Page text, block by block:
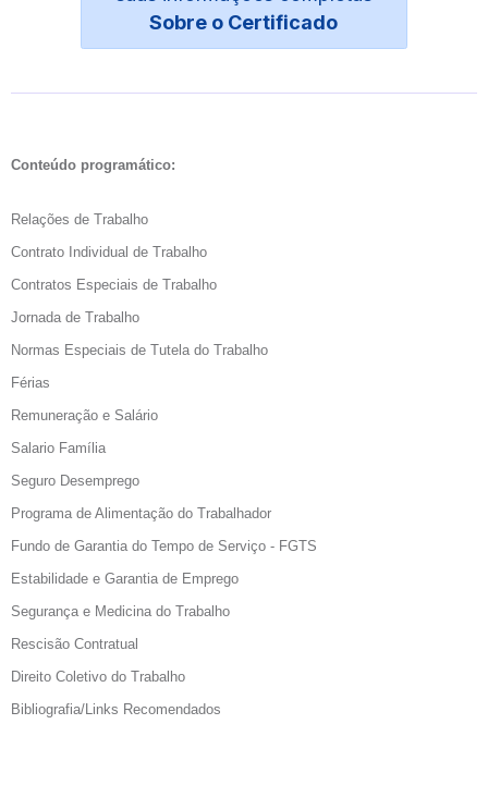
Sobre o Certificado
Conteúdo programático:
Relações de Trabalho
Contrato Individual de Trabalho
Contratos Especiais de Trabalho
Jornada de Trabalho
Normas Especiais de Tutela do Trabalho
Férias
Remuneração e Salário
Salario Família
Seguro Desemprego
Programa de Alimentação do Trabalhador
Fundo de Garantia do Tempo de Serviço - FGTS
Estabilidade e Garantia de Emprego
Segurança e Medicina do Trabalho
Rescisão Contratual
Direito Coletivo do Trabalho
Bibliografia/Links Recomendados